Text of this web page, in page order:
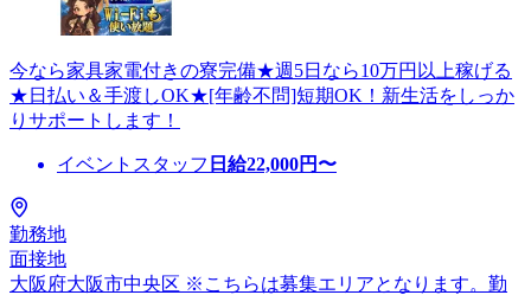
今なら家具家電付きの寮完備★週5日なら10万円以上稼げる
★日払い＆手渡しOK★[年齢不問]短期OK！新生活をしっか
りサポートします！
イベントスタッフ 日給22,000円〜
勤務地
面接地
大阪府大阪市中央区 ※こちらは募集エリアとなります。勤